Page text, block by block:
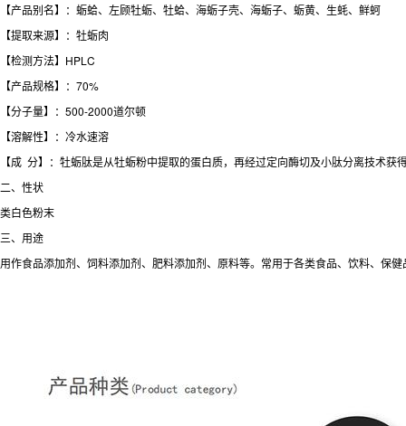
【产品别名】：蛎蛤、左顾牡蛎、牡蛤、海蛎子壳、海蛎子、蛎黄、生蚝、鲜蚵
【提取来源】：牡蛎肉
【检测方法】HPLC
【产品规格】：70%
【分子量】：500-2000道尔顿
【溶解性】：冷水速溶
【成 分】：牡蛎肽是从牡蛎粉中提取的蛋白质，再经过定向酶切及小肽分离技术
二、性状
类白色粉末
三、用途
用作食品添加剂、饲料添加剂、肥料添加剂、原料等。常用于各类食品、饮料、保